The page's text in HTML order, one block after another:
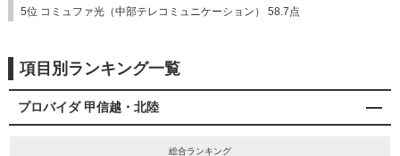
5位 コミュファ光（中部テレコミュニケーション） 58.7点
項目別ランキング一覧
プロバイダ 甲信越・北陸
総合ランキング